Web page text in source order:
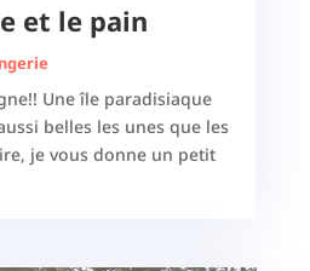
et le pain
Une île paradisiaque
belles les unes que les
je vous donne un petit